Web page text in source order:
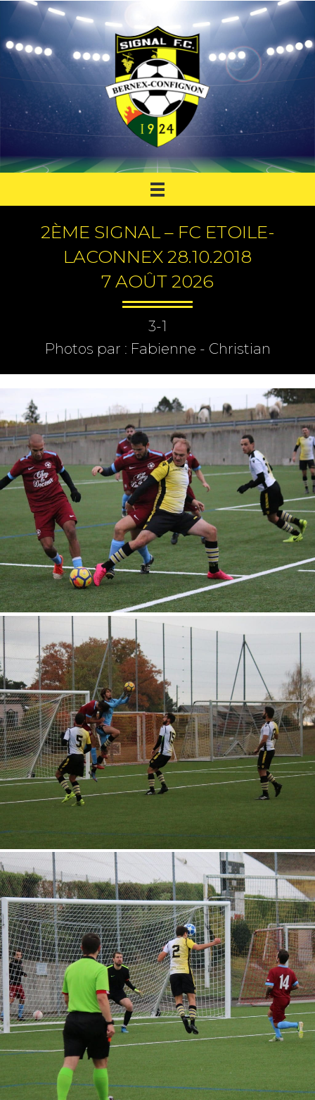
2ÈME SIGNAL – FC ETOILE-
LACONNEX 28.10.2018
7 AOÛT 2026
3-1
Photos par : Fabienne - Christian